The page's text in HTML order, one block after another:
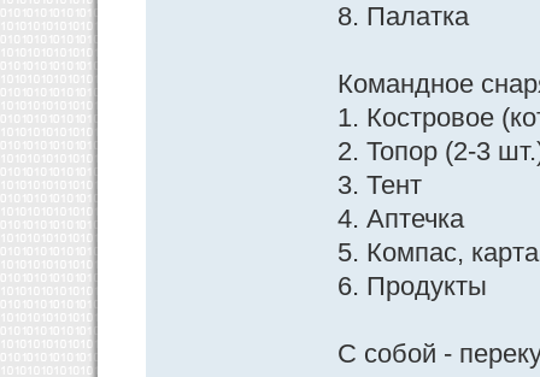
8. Палатка
Командное
1. Костровое
2. Топор (2-3
3. Тент
4. Аптечка
5. Компас, карта
6. Продукты
С собой -